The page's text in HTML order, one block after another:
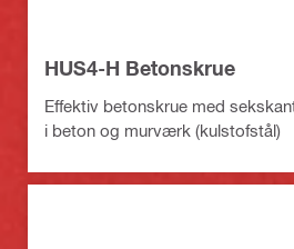
HUS4-H Betonskrue
Effektiv betonskrue med
i beton og murværk (kulstofstål)